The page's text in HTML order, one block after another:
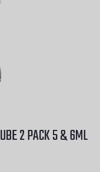
2 PACK 5 & 6ML